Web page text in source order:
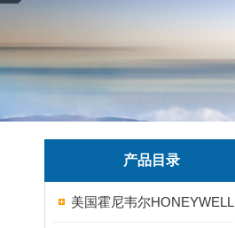
产品目录
美国霍尼韦尔HONEYWELL